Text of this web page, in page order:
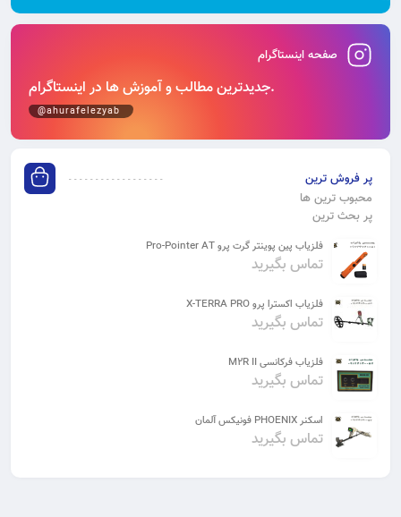
صفحه اینستاگرام
جدیدترین مطالب و آموزش‌ ها در اینستاگرام.
@ahurafelezyab
پر فروش ترین
محبوب ترین ها
پر بحث ترین
فلزیاب پین پوینتر گرت پرو Pro-Pointer AT
تماس بگیرید
فلزیاب اکسترا پرو X-TERRA PRO
تماس بگیرید
فلزیاب فرکانسی M2R II
تماس بگیرید
اسکنر PHOENIX فونیکس آلمان
تماس بگیرید